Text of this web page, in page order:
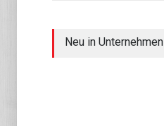
Neu in Unternehmen